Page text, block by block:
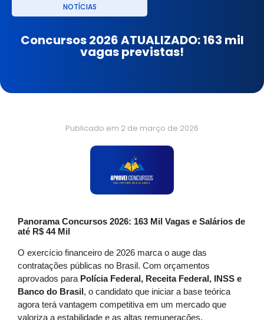
NOTÍCIAS
Concursos 2026 ATUALIZADO: 163 mil
vagas previstas!
Publicado em 2 de março de 2026
Panorama Concursos 2026: 163 Mil Vagas e Salários de
até R$ 44 Mil
O exercício financeiro de 2026 marca o auge das
contratações públicas no Brasil. Com orçamentos
aprovados para Polícia Federal, Receita Federal, INSS e
Banco do Brasil , o candidato que iniciar a base teórica
agora terá vantagem competitiva em um mercado que
valoriza a estabilidade e as altas remunerações.